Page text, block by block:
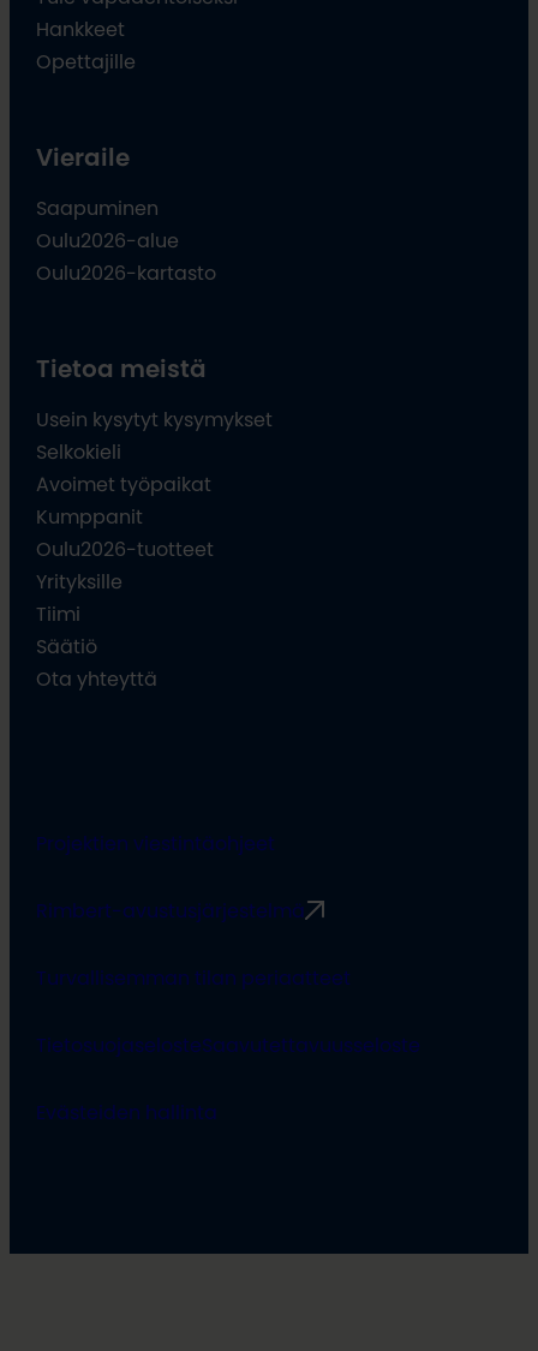
Hankkeet
Opettajille
Vieraile
Saapuminen
Oulu2026-alue
Oulu2026-kartasto
Tietoa meistä
Usein kysytyt kysymykset
Selkokieli
Avoimet työpaikat
Kumppanit
Oulu2026-tuotteet
Yrityksille
Tiimi
Säätiö
Ota yhteyttä
Projektien viestintäohjeet
Rimbert-avustusjärjestelmä
Turvallisemman tilan periaatteet
TietosuojaselosteSaavutettavuusseloste
Evästeiden hallinta